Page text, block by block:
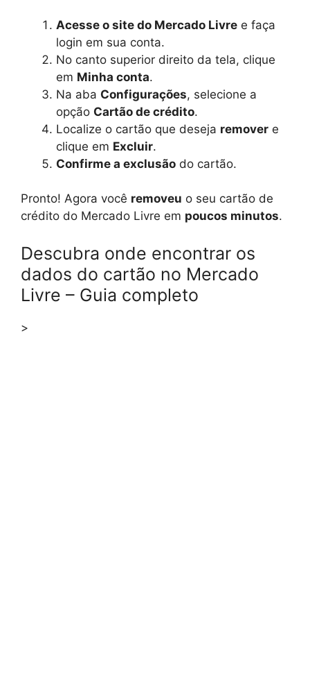
Acesse o site do Mercado Livre e faça
login em sua conta.
No canto superior direito da tela, clique
em Minha conta.
Na aba Configurações, selecione a
opção Cartão de crédito.
Localize o cartão que deseja remover e
clique em Excluir.
Confirme a exclusão do cartão.
Pronto! Agora você removeu o seu cartão de
crédito do Mercado Livre em poucos minutos.
Descubra onde encontrar os
dados do cartão no Mercado
Livre – Guia completo
>